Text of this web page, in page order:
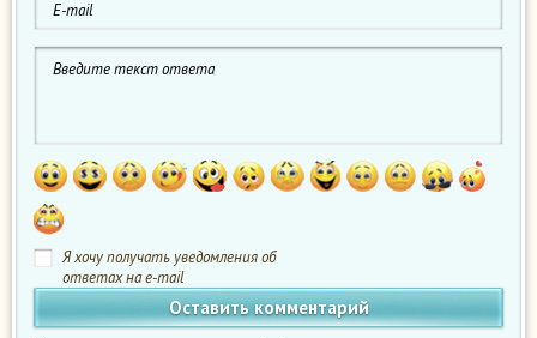
Я хочу получать уведомления об
ответах на e-mail